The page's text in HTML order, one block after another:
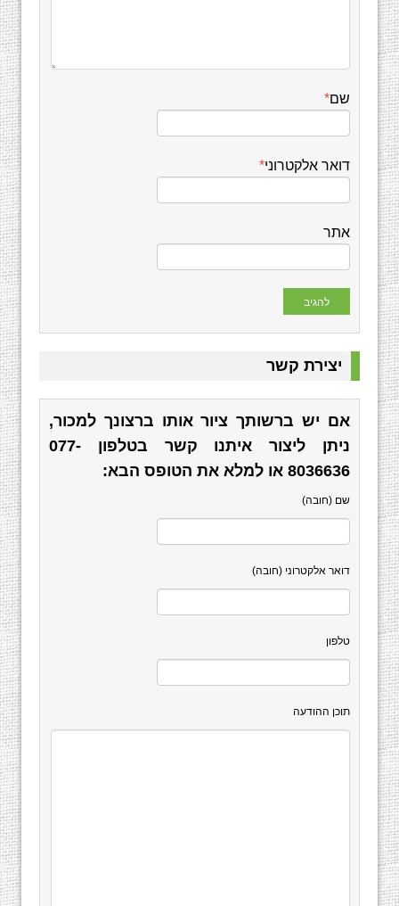
שם*
דואר אלקטרוני*
אתר
יצירת קשר
אם יש ברשותך ציור אותו ברצונך למכור,
ניתן ליצור איתנו קשר בטלפון 077-
8036636 או למלא את הטופס הבא:
שם (חובה)
דואר אלקטרוני (חובה)
טלפון
תוכן ההודעה